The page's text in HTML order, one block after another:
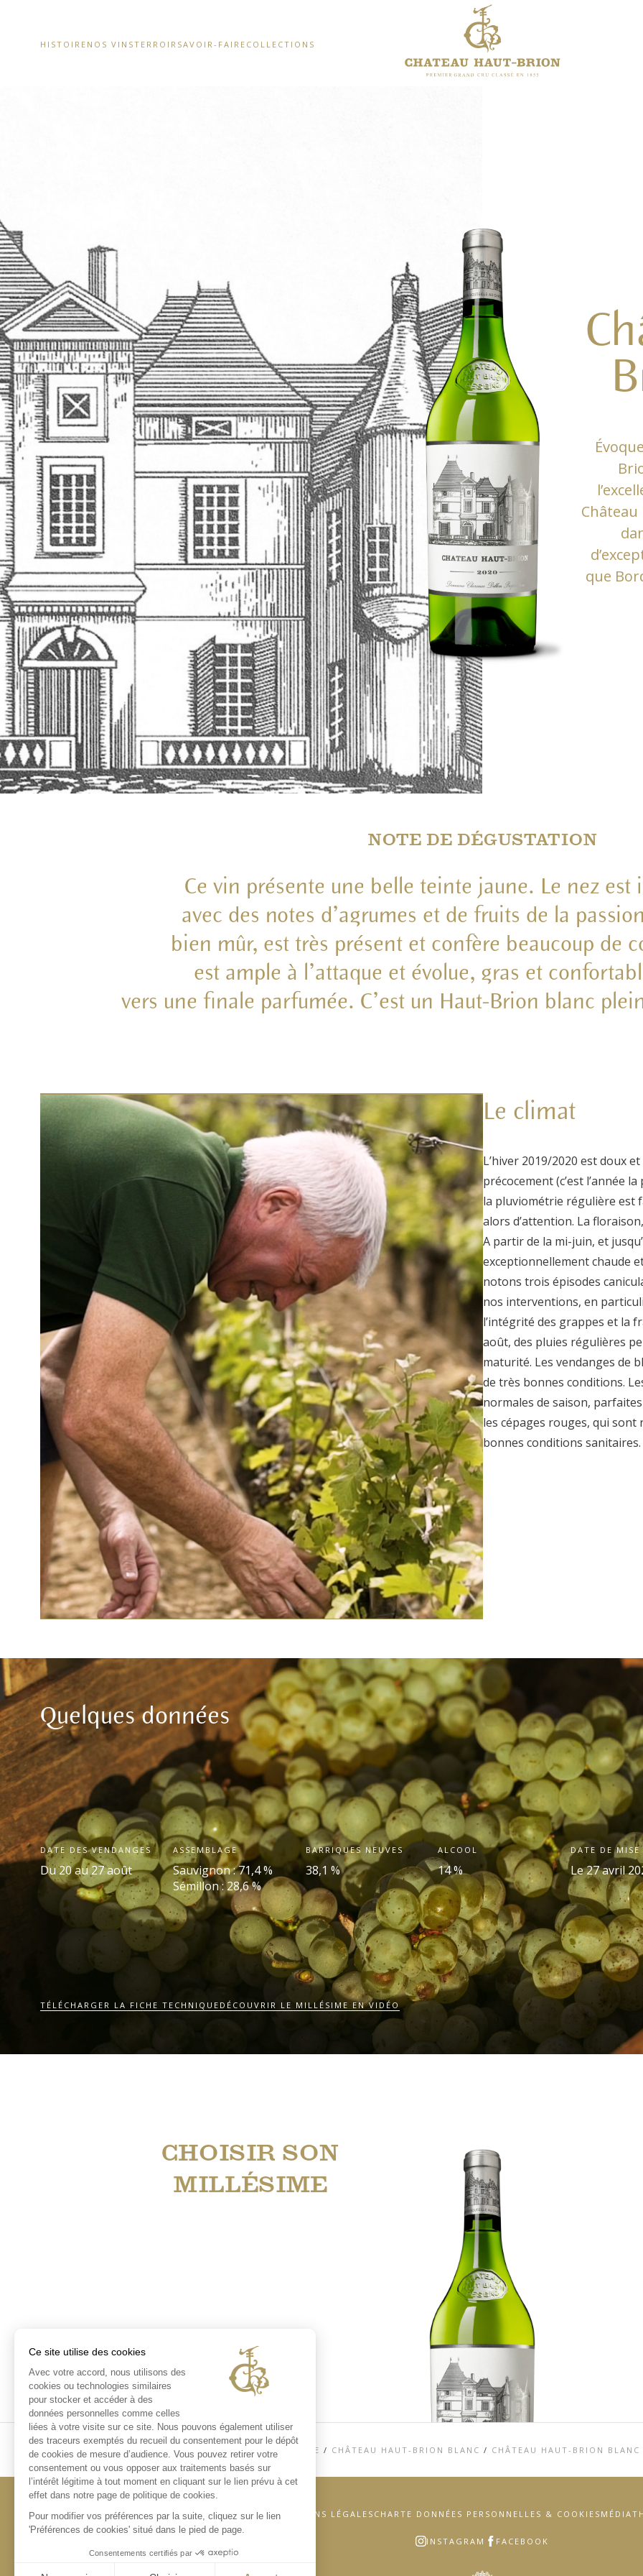
Ce site utilise des cookies
Avec votre accord, nous utilisons des
cookies ou technologies similaires
pour stocker et accéder à des
données personnelles comme celles
liées à votre visite sur ce site. Nous pouvons également utiliser
des traceurs exemptés du recueil du consentement pour le dépôt
de cookies de mesure d’audience. Vous pouvez retirer votre
consentement ou vous opposer aux traitements basés sur
l’intérêt légitime à tout moment en cliquant sur le lien prévu à cet
effet dans notre page de politique de cookies.
Pour modifier vos préférences par la suite, cliquez sur le lien
'Préférences de cookies' situé dans le pied de page.
Consentements certifiés par
HISTOIRE NOS VINSTERROIR SAVOIR-FAIRE COLLECTIONS
que
NOTE DE DÉGUSTATION
Ce vin présente une belle teinte jaune. Le nez est
avec des notes d’agrumes et de fruits de la
bien mûr, est très présent et confère beaucoup de
est ample à l’attaque et évolue, gras et
vers une finale parfumée. C’est un Haut-Brion blanc
Le climat
L’hiver 2019/2020 est doux
précocement (c’est l’année
la pluviométrie régulière est
alors d’attention. La
A partir de la mi-juin, et
exceptionnellement chaude
notons trois épisodes
nos interventions, en
l’intégrité des grappes et la
août, des pluies régulières
maturité. Les vendanges de
de très bonnes conditions.
normales de saison,
les cépages rouges, qui sont
bonnes conditions sanitaires.
Quelques données
DATE DES VENDANGES
Du 20 au 27 août
ASSEMBLAGE
Sauvignon : 71,4 %
Sémillon : 28,6 %
BARRIQUES NEUVES
38,1 %
ALCOOL
14 %
DATE DE MISE
Le 27 avril
TÉLÉCHARGER LA FICHE TECHNIQUE DÉCOUVRIR LE MILLÉSIME EN VIDÉO
CHOISIR SON
MILLÉSIME
HOME / CHÂTEAU HAUT-BRION BLANC / CHÂTEAU HAUT-BRION BLANC
CONTACTMENTIONS LÉGALES CHARTE DONNÉES PERSONNELLES & COOKIES
INSTAGRAM FACEBOOK